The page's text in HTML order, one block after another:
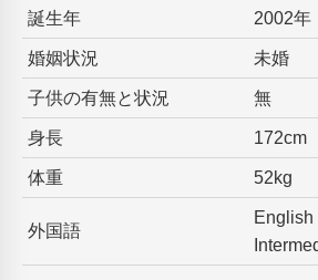
誕生年 2002年
婚姻状況 未婚
子供の有無と状況 無
身長 172cm
体重 52kg
外国語
English